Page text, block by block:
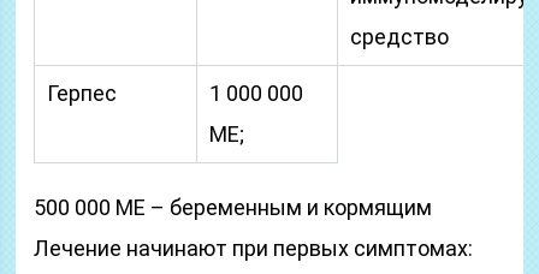
средство
Герпес
1 000 000
ME;
500 000 ME – беременным и кормящим
Лечение начинают при первых симптомах: